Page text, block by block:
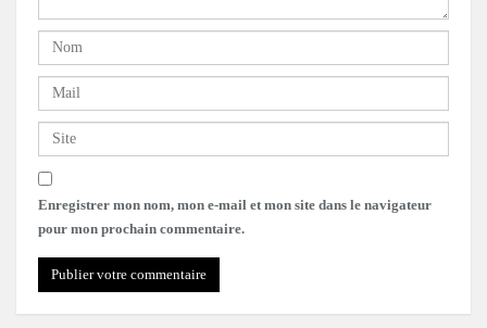
Enregistrer mon nom, mon e-mail et mon site dans le navigateur
pour mon prochain commentaire.